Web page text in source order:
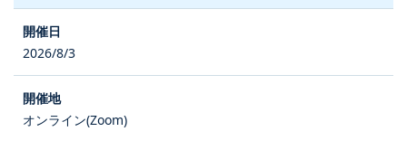
2026/8/3
オンライン(Zoom)